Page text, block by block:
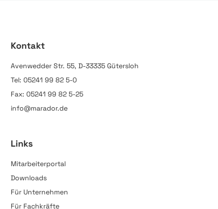
Kontakt
Avenwedder Str. 55, D-33335 Gütersloh
Tel: 05241 99 82 5-0
Fax: 05241 99 82 5-25
info@marador.de
Links
Mitarbeiterportal
Downloads
Für Unternehmen
Für Fachkräfte